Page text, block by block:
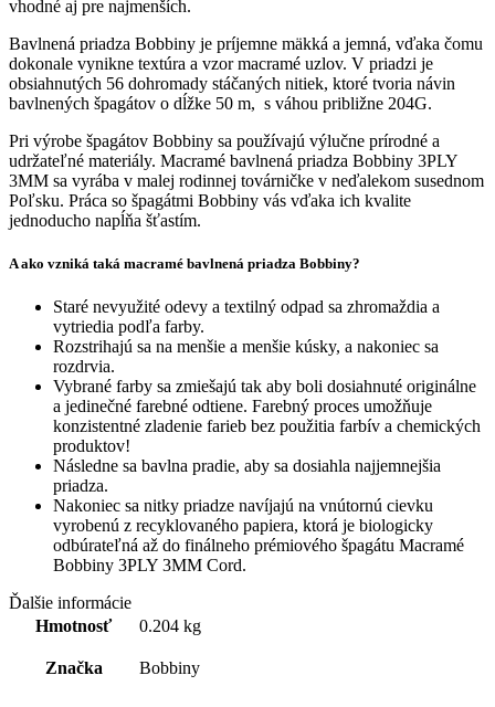
vhodné aj pre najmenších.
Bavlnená priadza Bobbiny je príjemne mäkká a jemná, vďaka čomu
dokonale vynikne textúra a vzor macramé uzlov. V priadzi je
obsiahnutých 56 dohromady stáčaných nitiek, ktoré tvoria návin
bavlnených špagátov o dĺžke 50 m, s váhou približne 204G.
Pri výrobe špagátov Bobbiny sa používajú výlučne prírodné a
udržateľné materiály. Macramé bavlnená priadza Bobbiny 3PLY
3MM sa vyrába v malej rodinnej továrničke v neďalekom susednom
Poľsku. Práca so špagátmi Bobbiny vás vďaka ich kvalite
jednoducho napĺňa šťastím.
A ako vzniká taká macramé bavlnená priadza Bobbiny?
Staré nevyužité odevy a textilný odpad sa zhromaždia a
vytriedia podľa farby.
Rozstrihajú sa na menšie a menšie kúsky, a nakoniec sa
rozdrvia.
Vybrané farby sa zmiešajú tak aby boli dosiahnuté originálne
a jedinečné farebné odtiene. Farebný proces umožňuje
konzistentné zladenie farieb bez použitia farbív a chemických
produktov!
Následne sa bavlna pradie, aby sa dosiahla najjemnejšia
priadza.
Nakoniec sa nitky priadze navíjajú na vnútornú cievku
vyrobenú z recyklovaného papiera, ktorá je biologicky
odbúrateľná až do finálneho prémiového špagátu Macramé
Bobbiny 3PLY 3MM Cord.
Ďalšie informácie
Hmotnosť
0.204 kg
Značka Bobbiny